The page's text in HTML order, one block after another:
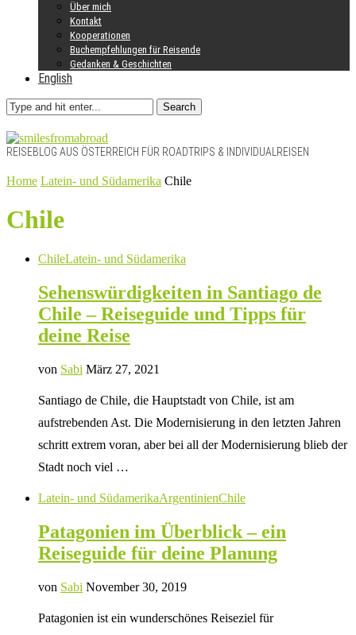
Über mich
Kontakt
Kooperationen
Buchempfehlungen für Reisende
Gedanken & Geschichten
English
Search
REISEBLOG AUS ÖSTERREICH FÜR ROADTRIPS & INDIVIDUALREISEN
Home Latein- und Südamerika Chile
Chile
ChileLatein- und Südamerika
Sehenswürdigkeiten in Santiago de
Chile – Reiseguide und Tipps für
deine Reise
von Sabi März 27, 2021
Santiago de Chile, die Hauptstadt von Chile, ist am
aufstrebenden Ast. Die Modernisierung in den letzten Jahren
schritt extrem voran, aber bei all der Modernisierung blieb der
Stadt noch viel …
Latein- und SüdamerikaArgentinienChile
Patagonien im Überblick – ein
Reiseguide für deine Planung
von Sabi November 30, 2019
Patagonien ist ein wunderschönes Reiseziel für